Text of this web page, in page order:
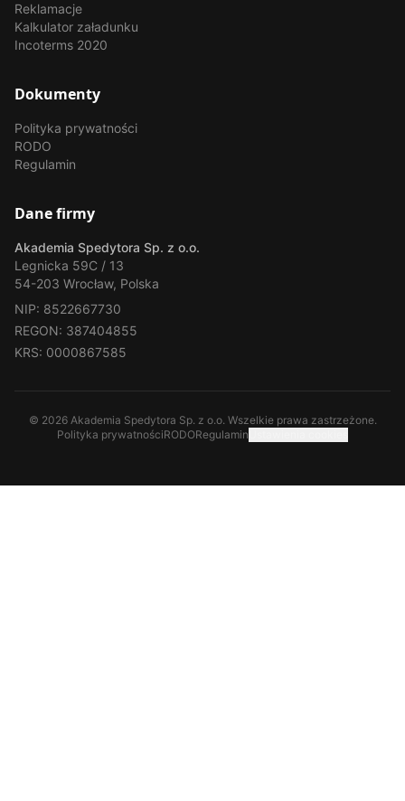
Reklamacje
Kalkulator załadunku
Incoterms 2020
Dokumenty
Polityka prywatności
RODO
Regulamin
Dane firmy
Akademia Spedytora Sp. z o.o.
Legnicka 59C / 13
54-203 Wrocław, Polska
NIP: 8522667730
REGON: 387404855
KRS: 0000867585
© 2026Akademia Spedytora Sp. z o.o. Wszelkie prawa zastrzeżone.
Polityka prywatnościRODORegulamin